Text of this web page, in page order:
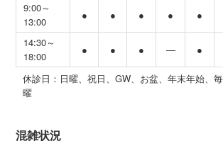
9:00～
13:00
● ● ● ● ●
14:30～
18:00
● ● ● ― ●
休診日：日曜、祝日、GW、お盆、年末年始、
曜
混雑状況